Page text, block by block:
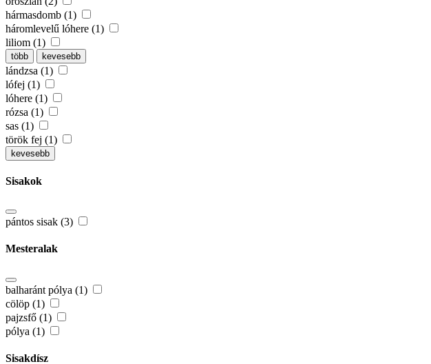
hármasdomb (1)
háromlevelű lóhere (1)
liliom (1)
több kevesebb
lándzsa (1)
lófej (1)
lóhere (1)
rózsa (1)
sas (1)
török fej (1)
kevesebb
Sisakok
pántos sisak (3)
Mesteralak
balharánt pólya (1)
cölöp (1)
pajzsfő (1)
pólya (1)
Sisakdísz